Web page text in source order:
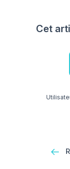
Cet